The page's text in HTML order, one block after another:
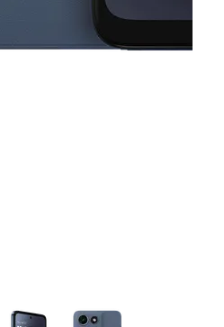
of small thumbnails. Selecting a